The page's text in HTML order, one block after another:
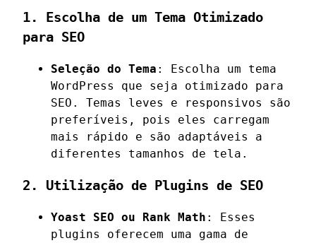
1. Escolha de um Tema Otimizado
para SEO
Seleção do Tema : Escolha um tema
WordPress que seja otimizado para
SEO. Temas leves e responsivos são
preferíveis, pois eles carregam
mais rápido e são adaptáveis a
diferentes tamanhos de tela.
2. Utilização de Plugins de SEO
Yoast SEO ou Rank Math : Esses
plugins oferecem uma gama de